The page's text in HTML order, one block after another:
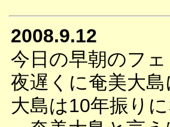
2008.9.12
今日の早朝のフ
夜遅くに奄美大
大島は10年振り